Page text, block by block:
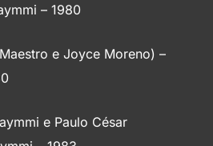
– 1980
e Joyce Moreno) –
e Paulo César